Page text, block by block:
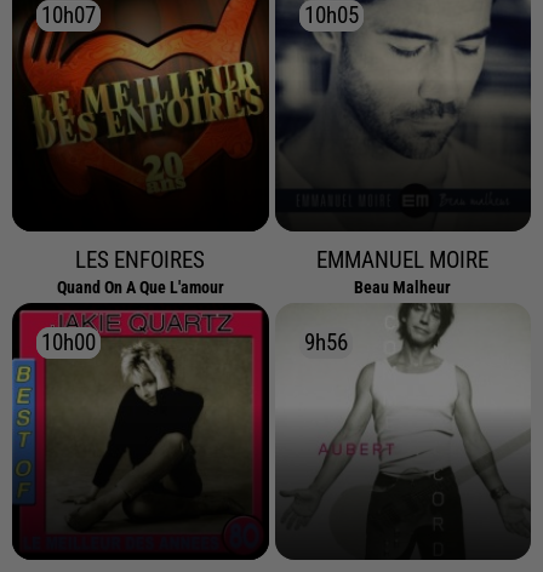
10h07
10h07
LES ENFOIRES
Quand On A Que L'amour
10h05
10h05
EMMANUEL MOIRE
Beau Malheur
10h00
10h00 9h56
9h56